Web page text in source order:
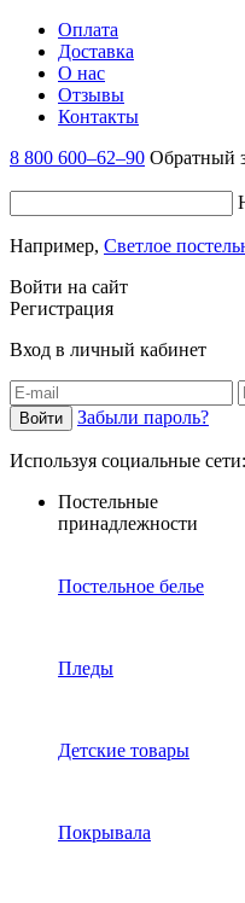
Оплата
Доставка
О нас
Отзывы
Контакты
8 800 600–62–90 Обратный
Например, Светлое
Войти на сайт
Регистрация
Вход в личный кабинет
Забыли пароль?
Используя социальные сети:
Постельные
принадлежности
Постельное белье
Пледы
Детские товары
Покрывала